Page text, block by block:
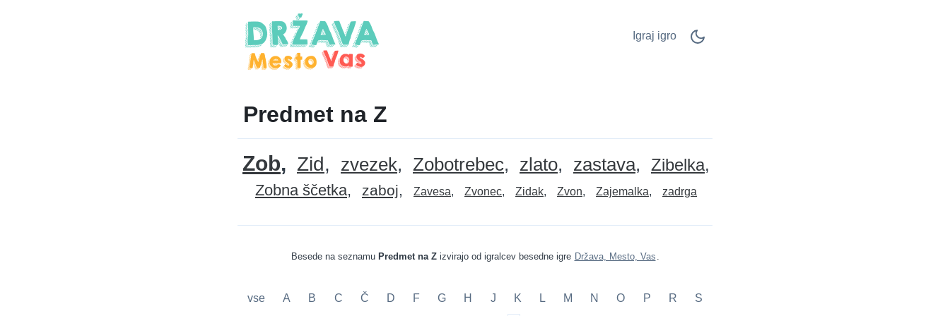
Igraj igro
Predmet na Z
Zob Zid zvezek Zobotrebec zlato zastava Zibelka
Zobna ščetka zaboj Zavesa Zvonec Zidak Zvon Zajemalka zadrga
Besede na seznamu Predmet na Zizvirajo od igralcev besedne igre Država, Mesto, Vas .
vse A B C Č D F G H J K L M N O P R S